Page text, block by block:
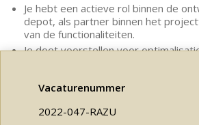
Je hebt een actieve rol binnen de
depot, als partner binnen het
van de functionaliteiten.
Je doet voorstellen voor
Vacaturenummer
2022-047-RAZU